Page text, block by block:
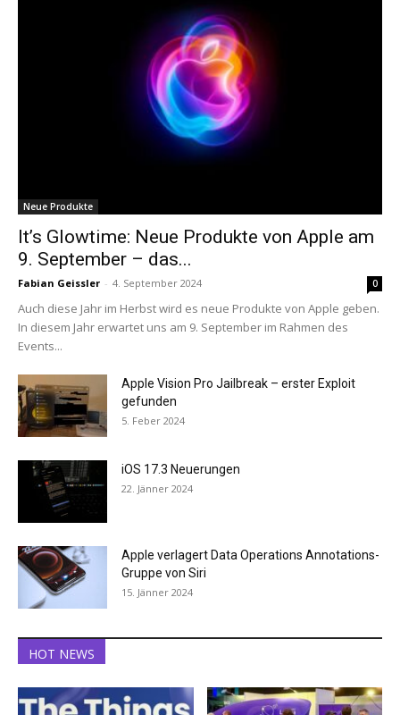
Neue Produkte
It’s Glowtime: Neue Produkte von Apple am
9. September – das...
Fabian Geissler - 4. September 2024 0
Auch diese Jahr im Herbst wird es neue Produkte von Apple geben.
In diesem Jahr erwartet uns am 9. September im Rahmen des
Events...
Apple Vision Pro Jailbreak – erster Exploit
gefunden
5. Feber 2024
iOS 17.3 Neuerungen
22. Jänner 2024
Apple verlagert Data Operations Annotations-
Gruppe von Siri
15. Jänner 2024
HOT NEWS